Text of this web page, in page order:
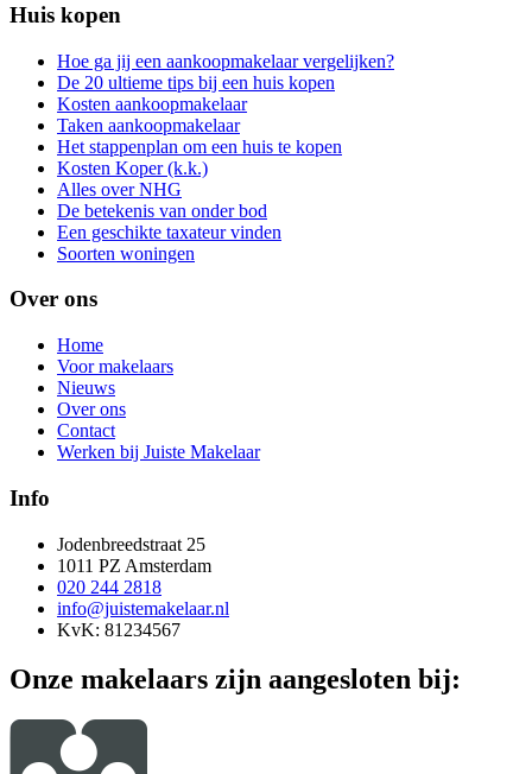
Huis kopen
Hoe ga jij een aankoopmakelaar vergelijken?
De 20 ultieme tips bij een huis kopen
Kosten aankoopmakelaar
Taken aankoopmakelaar
Het stappenplan om een huis te kopen
Kosten Koper (k.k.)
Alles over NHG
De betekenis van onder bod
Een geschikte taxateur vinden
Soorten woningen
Over ons
Home
Voor makelaars
Nieuws
Over ons
Contact
Werken bij Juiste Makelaar
Info
Jodenbreedstraat 25
1011 PZ Amsterdam
020 244 2818
info@juistemakelaar.nl
KvK: 81234567
Onze makelaars zijn aangesloten bij: